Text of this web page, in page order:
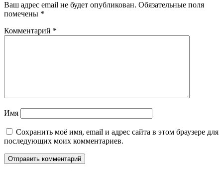
Ваш адрес email не будет опубликован. Обязательные поля
помечены *
Комментарий *
Имя
Сохранить моё имя, email и адрес сайта в этом браузере для
последующих моих комментариев.